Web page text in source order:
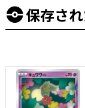
保存さ